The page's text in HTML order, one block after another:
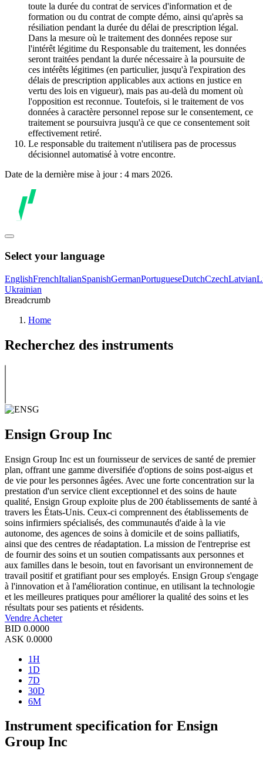
toute la durée du contrat de services d'information et de
formation ou du contrat de compte démo, ainsi qu'après sa
résiliation pendant la durée du délai de prescription légal.
Dans la mesure où le traitement des données repose sur
l'intérêt légitime du Responsable du traitement, les données
seront traitées pendant la durée nécessaire à la poursuite de
ces intérêts légitimes (en particulier, jusqu'à l'expiration des
délais de prescription applicables aux actions en justice en
vertu des lois en vigueur), mais pas au-delà du moment où
l'opposition est reconnue. Toutefois, si le traitement de vos
données à caractère personnel repose sur le consentement, ce
traitement se poursuivra jusqu'à ce que ce consentement soit
effectivement retiré.
Le responsable du traitement n'utilisera pas de processus
décisionnel automatisé à votre encontre.
Date de la dernière mise à jour : 4 mars 2026.
Select your language
EnglishFrenchItalianSpanishGermanPortugueseDutchCzechLatvian
Ukrainian
Breadcrumb
Home
Recherchez des instruments
Ensign Group Inc
Ensign Group Inc est un fournisseur de services de santé de premier
plan, offrant une gamme diversifiée d'options de soins post-aigus et
de vie pour les personnes âgées. Avec une forte concentration sur la
prestation d'un service client exceptionnel et des soins de haute
qualité, Ensign Group exploite plus de 200 établissements de santé à
travers les États-Unis. Ceux-ci comprennent des établissements de
soins infirmiers spécialisés, des communautés d'aide à la vie
autonome, des agences de soins à domicile et de soins palliatifs,
ainsi que des centres de réadaptation. La mission de l'entreprise est
de fournir des soins et un soutien compatissants aux personnes et
aux familles dans le besoin, tout en favorisant un environnement de
travail positif et gratifiant pour ses employés. Ensign Group s'engage
à l'innovation et à l'amélioration continue, en utilisant la technologie
et les meilleures pratiques pour améliorer la qualité des soins et les
résultats pour ses patients et résidents.
Vendre Acheter
BID 0.0000
ASK 0.0000
1H
1D
7D
30D
6M
Instrument specification for Ensign
Group Inc